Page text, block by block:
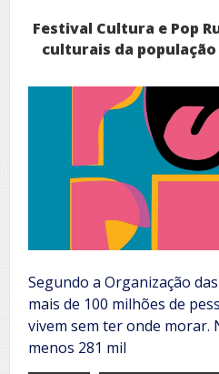
Festival Cultura e Pop
culturais da
Segundo a Organização
mais de 100 milhões de
vivem sem ter onde morar.
menos 281 mil